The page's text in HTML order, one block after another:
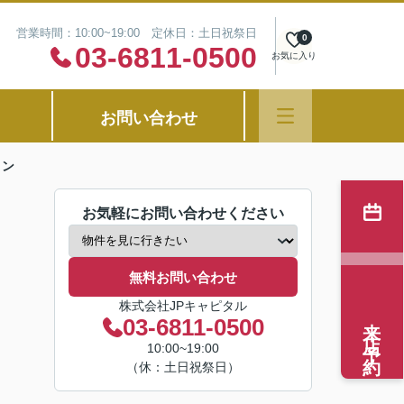
営業時間：10:00~19:00 定休日：土日祝祭日
03-6811-0500 お気に入り
0
お問い合わせ
お気軽にお問い合わせください
無料お問い合わせ
株式会社JPキャピタル
03-6811-0500
10:00~19:00
（休：土日祝祭日）
来店予約